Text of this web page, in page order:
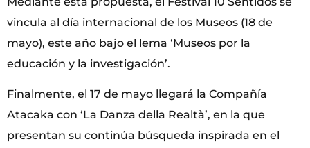
vincula al día internacional de los Museos (18 de
mayo), este año bajo el lema ‘Museos por la
educación y la investigación’.
Finalmente, el 17 de mayo llegará la Compañía
Atacaka con ‘La Danza della Realtà’, en la que
presentan su continúa búsqueda inspirada en el